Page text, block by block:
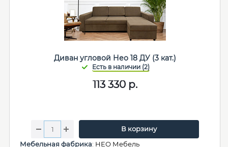
Диван угловой Нео 18 ДУ (3 кат.)
113 330 р.
В корзину
Мебельная фабрика: НЕО Мебель